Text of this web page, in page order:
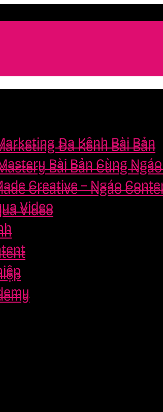
Đa Kênh Bài Bản
Bài Bản Cùng
Creative – Ngáo
Video
Đa Kênh Bài Bản
Bài Bản Cùng
Creative – Ngáo
Video